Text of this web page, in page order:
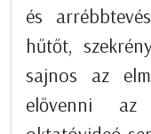
és
hűtőt,
sajnos az
elővenni